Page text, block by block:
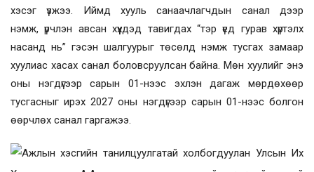
хэсэг үзжээ. Иймд хууль санаачлагчдын санал дээр
нэмж, үрчлэн авсан хүүхдэд тавигдах “тэр үед гурав хүртэлх
насанд нь” гэсэн шалгуурыг төсөлд нэмж тусгах замаар
хуулиас хасах санал боловсруулсан байна. Мөн хуулийг энэ
оны нэгдүгээр сарын 01-нээс эхлэн дагаж мөрдөхөөр
тусгасныг ирэх 2027 оны нэгдүгээр сарын 01-нээс болгон
өөрчлөх санал гаргажээ.
Ажлын хэсгийн танилцуулгатай холбогдуулан Улсын Их